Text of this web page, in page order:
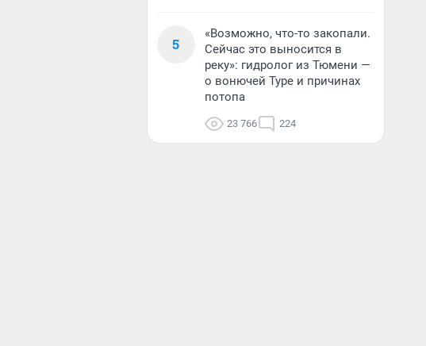
5
«Возможно, что-то закопали.
Сейчас это выносится в
реку»: гидролог из Тюмени —
о вонючей Туре и причинах
потопа
23 766 224